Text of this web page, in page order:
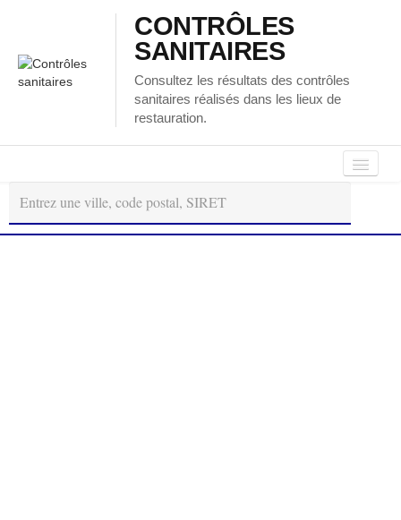
CONTRÔLES
SANITAIRES
Consultez les résultats des contrôles
sanitaires réalisés dans les lieux de
restauration.
Autour
de
moi
Régions